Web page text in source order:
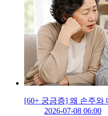
[60+ 궁금증] 왜 손주와
2026-07-08 06:00